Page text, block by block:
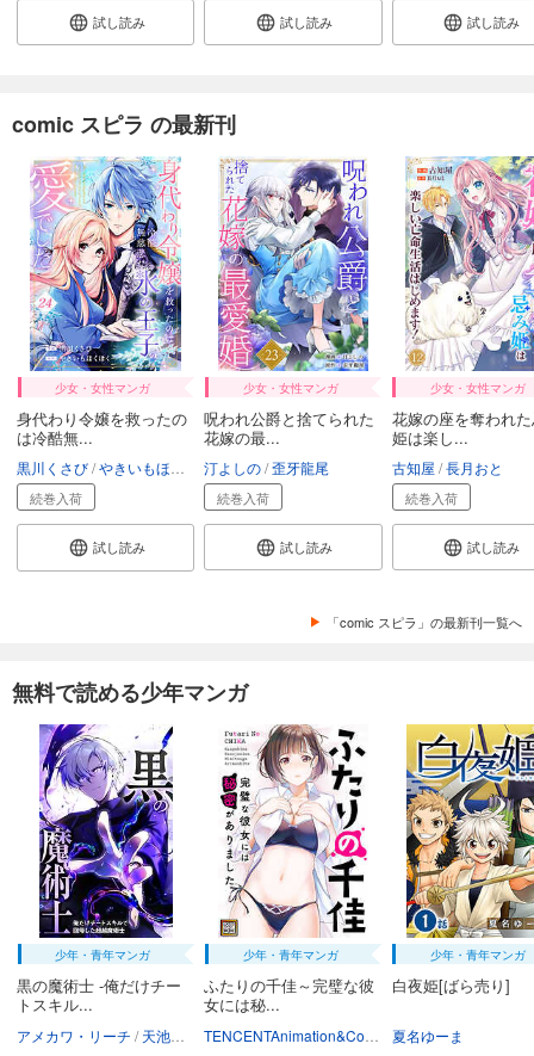
試し読み 試し読み 試し読み
comic スピラ の最新刊
少女・女性マンガ
身代わり令嬢を救ったの
は冷酷無...
黒川くさび やきいもほくほく
続巻入荷
試し読み
少女・女性マンガ
呪われ公爵と捨てられた
花嫁の最...
汀よしの 歪牙龍尾
続巻入荷
試し読み
少女・女性マンガ
花嫁の座を奪われ
姫は楽し...
古知屋 長月おと
続巻入荷
試し読み
「comic スピラ」の最新刊一覧へ
無料で読める少年マンガ
少年・青年マンガ
黒の魔術士 -俺だけチー
トスキル...
アメカワ・リーチ 天池のぞむ クリエイティブハウスポケット
少年・青年マンガ
ふたりの千佳～完璧な彼
女には秘...
少年・青年マンガ
白夜姫[ばら売り]
夏名ゆーま